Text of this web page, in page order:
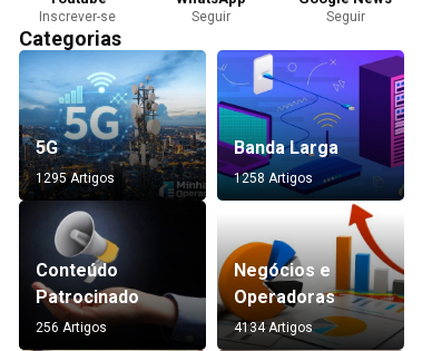
Inscrever-se Seguir Seguir
Categorias
5G
1295 Artigos
Banda Larga
1258 Artigos
Conteúdo
Patrocinado
256 Artigos
Negócios e
Operadoras
4134 Artigos